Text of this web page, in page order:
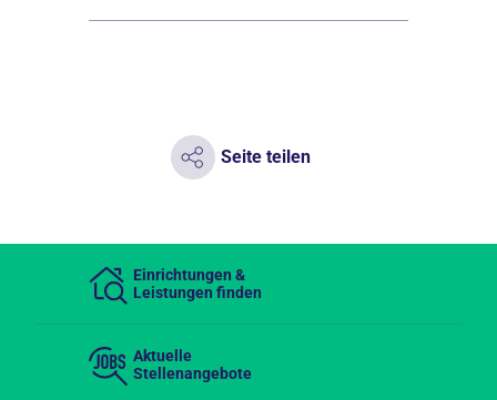
Seite teilen
Einrichtungen &
Leistungen finden
Aktuelle
Stellenangebote